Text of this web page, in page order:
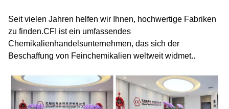
Seit vielen Jahren helfen wir Ihnen, hochwertige Fabriken
zu finden.CFI ist ein umfassendes
Chemikalienhandelsunternehmen, das sich der
Beschaffung von Feinchemikalien weltweit widmet..